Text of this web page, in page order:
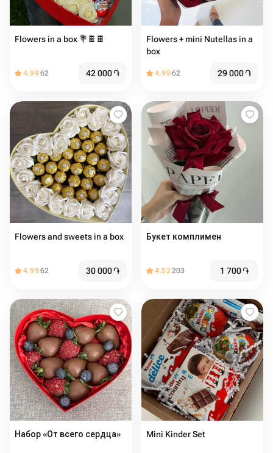
Flowers in a box 💐🍫🍫
4.9962 42 000֏
Flowers + mini Nutellas in a
box
4.9962 29 000֏
Flowers and sweets in a box
4.9962 30 000֏
Букет комплимен
4.52203 1 700֏
Набор «От всего сердца» Mini Kinder Set